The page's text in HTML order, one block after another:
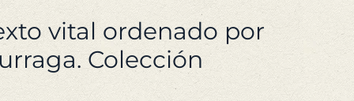
vital ordenado por
Colección